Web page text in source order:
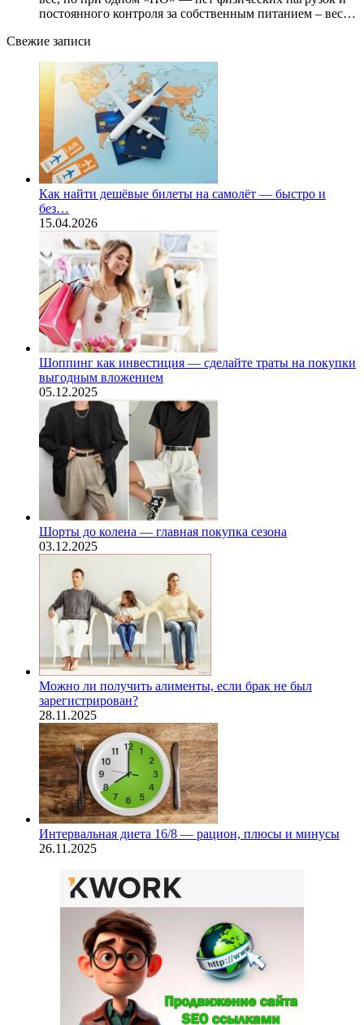
постоянного контроля за собственным питанием – вес…
Свежие записи
Как найти дешёвые билеты на самолёт — быстро и
без…
15.04.2026
Шоппинг как инвестиция — сделайте траты на покупки
выгодным вложением
05.12.2025
Шорты до колена — главная покупка сезона
03.12.2025
Можно ли получить алименты, если брак не был
зарегистрирован?
28.11.2025
Интервальная диета 16/8 — рацион, плюсы и минусы
26.11.2025